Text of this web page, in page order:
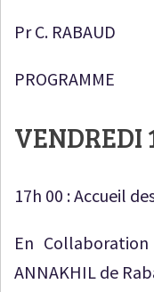
Pr C. RABAUD
PROGRAMME
VENDREDI
17h 00 : Accueil
En
ANNAKHIL de